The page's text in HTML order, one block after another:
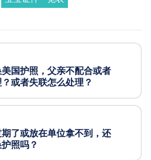
国护照，父亲不配合或者
或者失联怎么处理？
了或放在单位拿不到，还
照吗？